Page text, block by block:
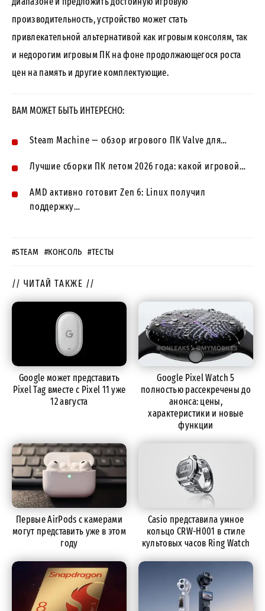
производительность, устройство может стать
привлекательной альтернативой как игровым консолям, так
и недорогим игровым ПК на фоне продолжающегося роста
цен на память и другие комплектующие.
ВАМ МОЖЕТ БЫТЬ ИНТЕРЕСНО:
Steam Machine — обзор игрового ПК Valve для…
Лучшие сборки ПК летом 2026 года: какой игровой…
AMD активно готовит Zen 6: Linux получил
поддержку…
#STEAM #КОНСОЛЬ #ТЕСТЫ
// ЧИТАЙ ТАКЖЕ //
Google может представить
Pixel Tag вместе с Pixel 11 уже
12 августа
Google Pixel Watch 5
полностью рассекречены до
анонса: цены,
характеристики и новые
функции
Первые AirPods с камерами
могут представить уже в этом
году
Casio представила умное
кольцо CRW-H001 в стиле
культовых часов Ring Watch